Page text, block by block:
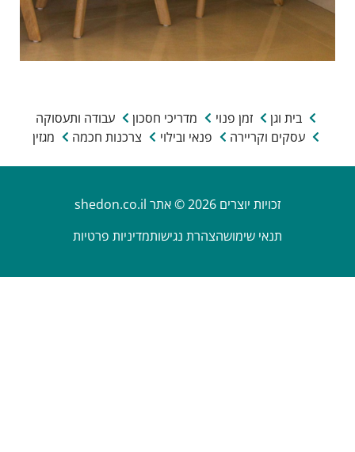
בית וגן זמן פנוי מדריכי חסכון
עבודה ותעסוקה
עסקים וקריירה
פנאי ובילוי צרכנות חכמה מגזין
זכויות יוצרים 2026 © אתר shedon.co.il
תנאי שימושהצהרת נגישותמדיניות פרטיות